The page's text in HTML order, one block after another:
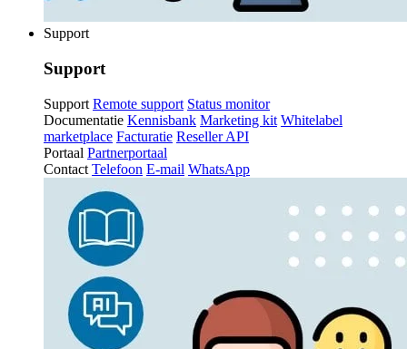
Support
Support
Support Remote support Status monitor
Documentatie Kennisbank Marketing kit Whitelabel
marketplace Facturatie Reseller API
Portaal Partnerportaal
Contact Telefoon E-mail WhatsApp